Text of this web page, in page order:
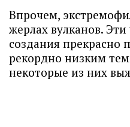
Впрочем,
жерлах вулканов.
создания прекрасно
рекордно низким
некоторые из них